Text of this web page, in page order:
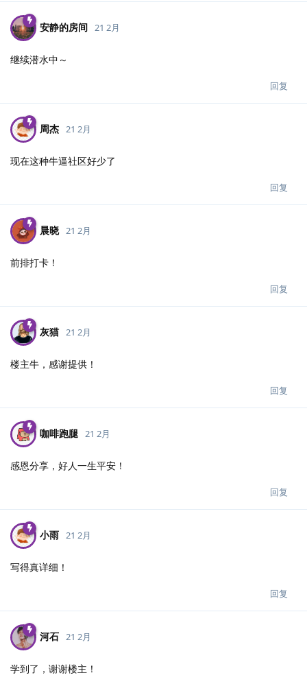
安静的房间 21 2月
继续潜水中～
回复
周杰 21 2月
现在这种牛逼社区好少了
回复
晨晓 21 2月
前排打卡！
回复
灰猫 21 2月
楼主牛，感谢提供！
回复
咖啡跑腿 21 2月
感恩分享，好人一生平安！
回复
小雨 21 2月
写得真详细！
回复
河石 21 2月
学到了，谢谢楼主！